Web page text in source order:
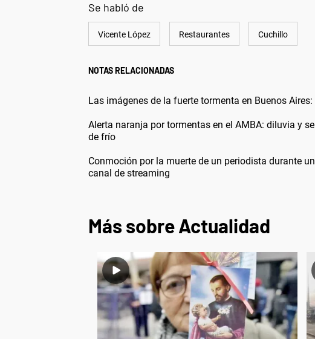
Se habló de
Vicente López Restaurantes Cuchillo
NOTAS RELACIONADAS
Las imágenes de la fuerte tormenta en Buenos
Alerta naranja por tormentas en el AMBA: diluvia y
de frío
Conmoción por la muerte de un periodista durante
canal de streaming
Más sobre Actualidad